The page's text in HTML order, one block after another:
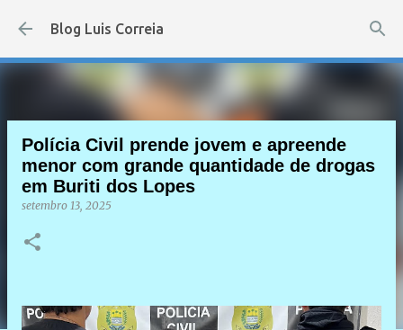
Pular para o conteúdo principal
Blog Luis Correia
Polícia Civil prende jovem e apreende
menor com grande quantidade de drogas
em Buriti dos Lopes
setembro 13, 2025